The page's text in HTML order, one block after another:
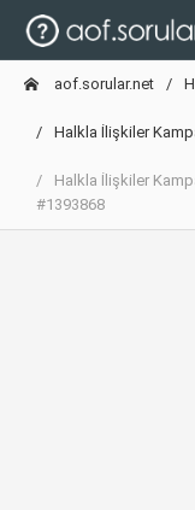
aof.sorular.net
Halkla İlişkiler
Halkla İlişkiler
#1393868